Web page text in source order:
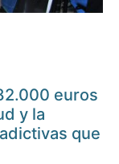
euros
y la
que